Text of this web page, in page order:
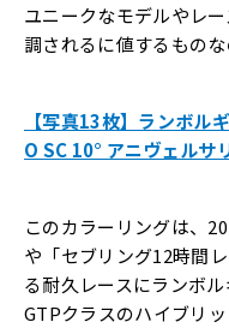
ユニークなモデルやレ
調されるに値するものな
【写真13枚】ランボル
O SC 10° アニヴェルサ
このカラーリングは、
や「セブリング12時間
る耐久レースにランボ
GTPクラスのハイブリ